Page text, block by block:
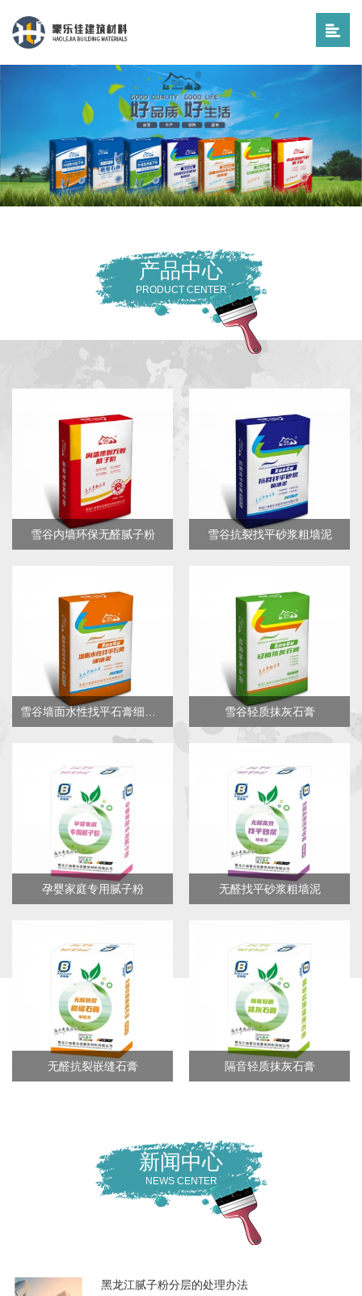
产品中心
PRODUCT CENTER
雪谷内墙环保无醛腻子粉 雪谷抗裂找平砂浆粗墙泥
雪谷轻质抹灰石膏
孕婴家庭专用腻子粉 无醛找平砂浆粗墙泥
无醛抗裂嵌缝石膏 隔音轻质抹灰石膏
新闻中心
NEWS CENTER
黑龙江腻子粉分层的处理办法